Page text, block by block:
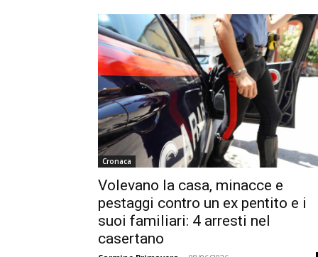
Cronaca
Volevano la casa, minacce e
pestaggi contro un ex pentito e i
suoi familiari: 4 arresti nel
casertano